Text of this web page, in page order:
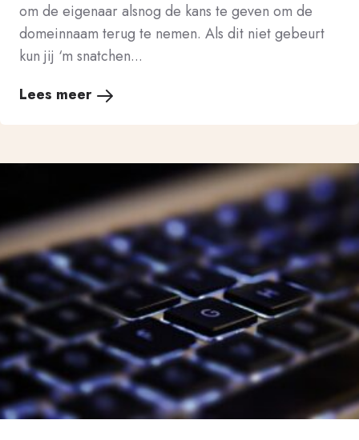
om de eigenaar alsnog de kans te geven om de
domeinnaam terug te nemen. Als dit niet gebeurt
kun jij ‘m snatchen...
Lees meer